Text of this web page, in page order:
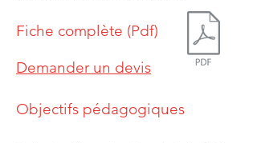
Fiche complète (Pdf)
Demander un devis
Objectifs pédagogiques